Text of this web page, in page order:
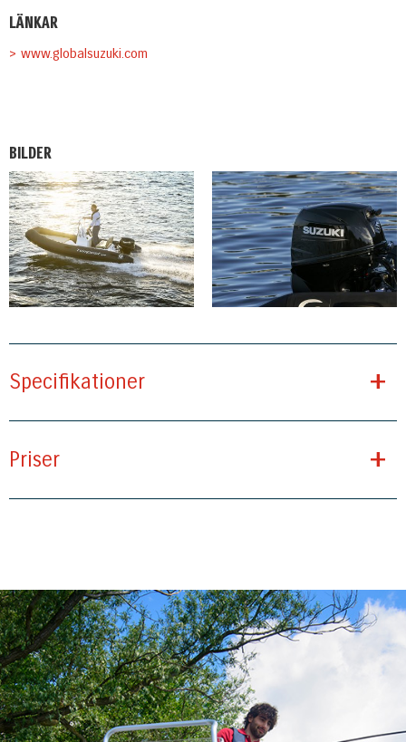
LÄNKAR
> www.globalsuzuki.com
BILDER
Specifikationer +
Priser +